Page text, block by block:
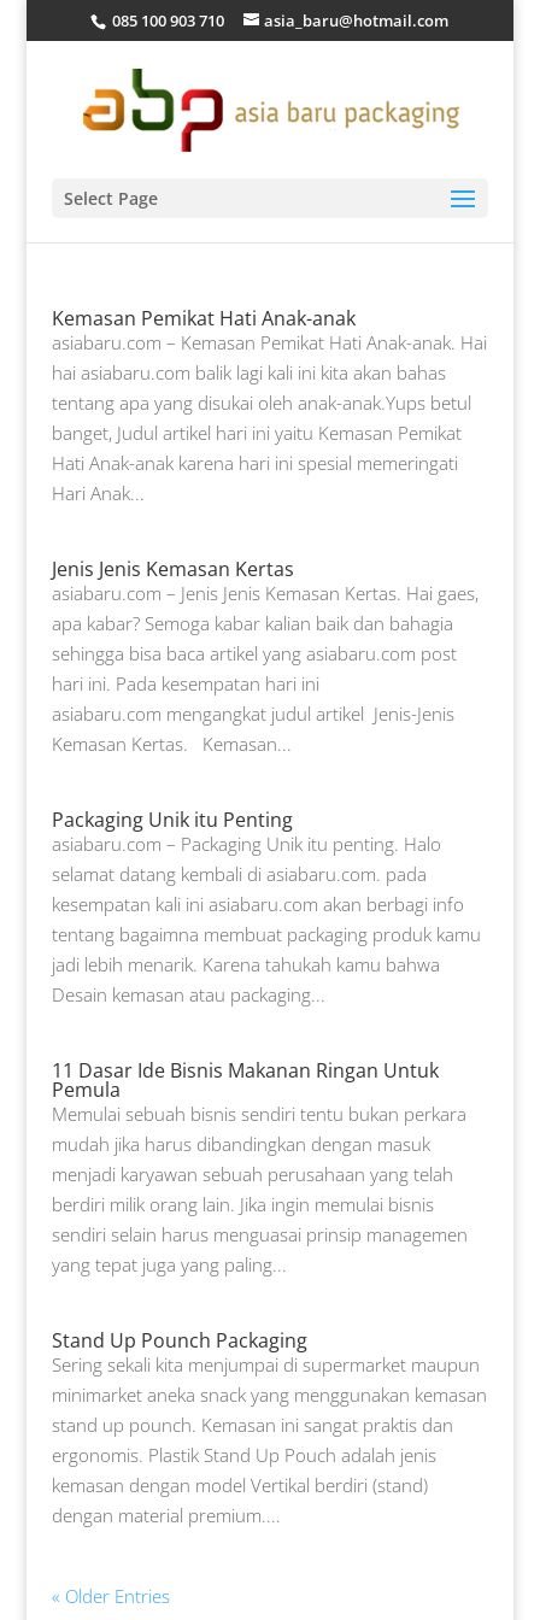
085 100 903 710 asia_baru@hotmail.com
Select Page
Kemasan Pemikat Hati Anak-anak
asiabaru.com – Kemasan Pemikat Hati Anak-anak. Hai
hai asiabaru.com balik lagi kali ini kita akan bahas
tentang apa yang disukai oleh anak-anak.Yups betul
banget, Judul artikel hari ini yaitu Kemasan Pemikat
Hati Anak-anak karena hari ini spesial memeringati
Hari Anak...
Jenis Jenis Kemasan Kertas
asiabaru.com – Jenis Jenis Kemasan Kertas. Hai gaes,
apa kabar? Semoga kabar kalian baik dan bahagia
sehingga bisa baca artikel yang asiabaru.com post
hari ini. Pada kesempatan hari ini
asiabaru.com mengangkat judul artikel Jenis-Jenis
Kemasan Kertas. Kemasan...
Packaging Unik itu Penting
asiabaru.com – Packaging Unik itu penting. Halo
selamat datang kembali di asiabaru.com. pada
kesempatan kali ini asiabaru.com akan berbagi info
tentang bagaimna membuat packaging produk kamu
jadi lebih menarik. Karena tahukah kamu bahwa
Desain kemasan atau packaging...
11 Dasar Ide Bisnis Makanan Ringan Untuk
Pemula
Memulai sebuah bisnis sendiri tentu bukan perkara
mudah jika harus dibandingkan dengan masuk
menjadi karyawan sebuah perusahaan yang telah
berdiri milik orang lain. Jika ingin memulai bisnis
sendiri selain harus menguasai prinsip managemen
yang tepat juga yang paling...
Stand Up Pounch Packaging
Sering sekali kita menjumpai di supermarket maupun
minimarket aneka snack yang menggunakan kemasan
stand up pounch. Kemasan ini sangat praktis dan
ergonomis. Plastik Stand Up Pouch adalah jenis
kemasan dengan model Vertikal berdiri (stand)
dengan material premium....
« Older Entries